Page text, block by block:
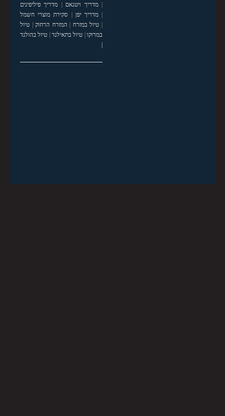
|מדריך ויטנאם | מדריך פיליפינים
|מדריך יפן | סקירת מוצרי חשמל
| טיול במזרח | המזרח הרחוק| טיול
במרוקו| טיול בתאילנד| טיול בהולנד
|